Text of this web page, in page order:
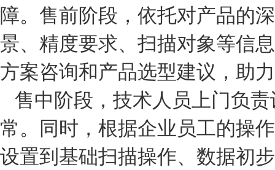
障。售前阶段，依托对产品的
景、精度要求、扫描对象等信
方案咨询和产品选型建议，助
售中阶段，技术人员上门负
常。同时，根据企业员工的操
设置到基础扫描操作、数据初